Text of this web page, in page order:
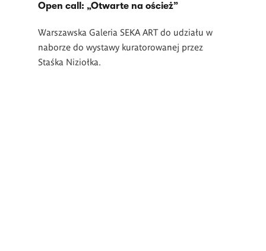
Open call: „Otwarte na oścież”
Warszawska Galeria SEKA ART do udziału w
naborze do wystawy kuratorowanej przez
Staśka Niziołka.